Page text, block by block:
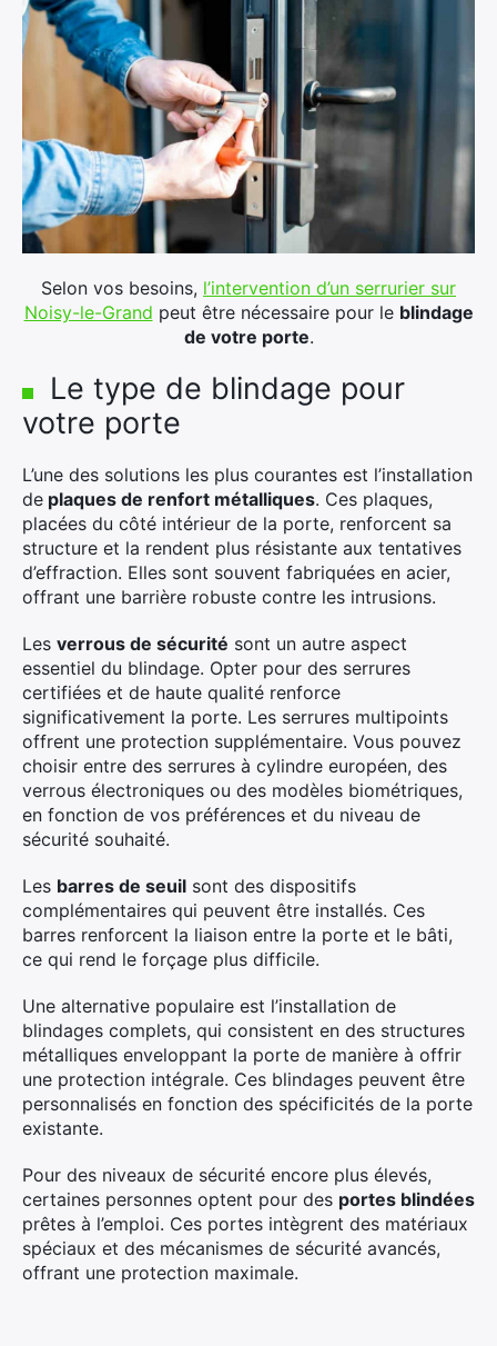
Selon vos besoins, l’intervention d’un serrurier sur
Noisy-le-Grand peut être nécessaire pour le blindage
de votre porte.
Le type de blindage pour
votre porte
L’une des solutions les plus courantes est l’installation
de plaques de renfort métalliques. Ces plaques,
placées du côté intérieur de la porte, renforcent sa
structure et la rendent plus résistante aux tentatives
d’effraction. Elles sont souvent fabriquées en acier,
offrant une barrière robuste contre les intrusions.
Les verrous de sécurité sont un autre aspect
essentiel du blindage. Opter pour des serrures
certifiées et de haute qualité renforce
significativement la porte. Les serrures multipoints
offrent une protection supplémentaire. Vous pouvez
choisir entre des serrures à cylindre européen, des
verrous électroniques ou des modèles biométriques,
en fonction de vos préférences et du niveau de
sécurité souhaité.
Les barres de seuil sont des dispositifs
complémentaires qui peuvent être installés. Ces
barres renforcent la liaison entre la porte et le bâti,
ce qui rend le forçage plus difficile.
Une alternative populaire est l’installation de
blindages complets, qui consistent en des structures
métalliques enveloppant la porte de manière à offrir
une protection intégrale. Ces blindages peuvent être
personnalisés en fonction des spécificités de la porte
existante.
Pour des niveaux de sécurité encore plus élevés,
certaines personnes optent pour des portes blindées
prêtes à l’emploi. Ces portes intègrent des matériaux
spéciaux et des mécanismes de sécurité avancés,
offrant une protection maximale.
×
Rechercher